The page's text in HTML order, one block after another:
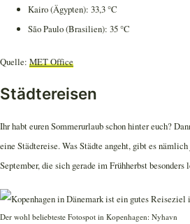
Kairo (Ägypten): 33,3 °C
São Paulo (Brasilien): 35 °C
Quelle: MET Office
Städtereisen
Ihr habt euren Sommerurlaub schon hinter euch?
eine Städtereise. Was Städte angeht, gibt es
September, die sich gerade im Frühherbst besonders
Der wohl beliebteste Fotospot in Kopenhagen: Nyhavn